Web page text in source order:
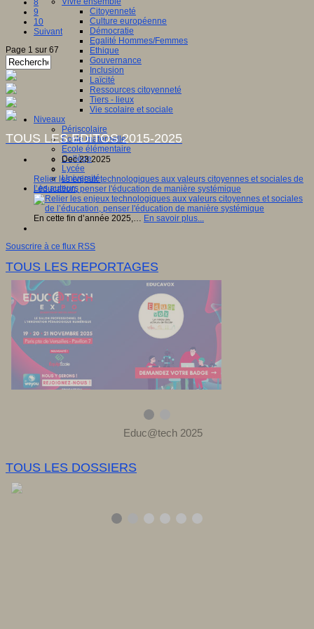
Citoyenneté
Culture européenne
Démocratie
Egalité Hommes/Femmes
Ethique
Gouvernance
Inclusion
Laïcité
Ressources citoyenneté
Tiers - lieux
Vie scolaire et sociale
Niveaux
Périscolaire
Ecole maternelle
Ecole élémentaire
Collège
Lycée
Université
Les auteurs
9
10
Suivant
Page 1 sur 67
TOUS LES EDITOS 2015-2025
Dec 23 2025
Relier les enjeux technologiques aux valeurs citoyennes et sociales de
l’éducation, penser l'éducation de manière systémique
En cette fin d’année 2025,… En savoir plus...
Souscrire à ce flux RSS
TOUS LES REPORTAGES
TOUS LES DOSSIERS